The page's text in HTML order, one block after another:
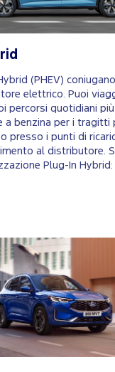
(PHEV)
elettrico. Puoi
percorsi quotidiani
a benzina per i tragitti
presso i punti di
al distributore.
Plug-In Hybrid: